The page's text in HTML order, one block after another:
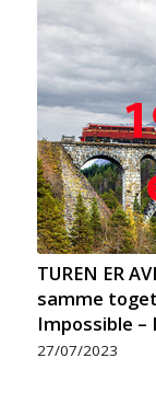
TUREN ER
samme
Impossible –
27/07/2023